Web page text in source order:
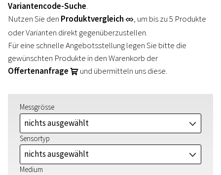
Variantencode-Suche.
Nutzen Sie den Produktvergleich r, um bis zu 5 Produkte
oder Varianten direkt gegenüberzustellen.
Für eine schnelle Angebotsstellung legen Sie bitte die
gewünschten Produkte in den Warenkorb der
Offertenanfrage U und übermitteln uns diese.
Messgrösse
nichts ausgewählt J
Sensortyp
nichts ausgewählt J
Medium